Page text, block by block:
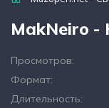
MakNeiro -
Просмотров:
Формат:
Длительность: